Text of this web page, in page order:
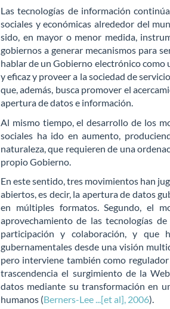
Las tecnologías de información
sociales y económicas alrededor del
sido, en mayor o menor medida,
gobiernos a generar mecanismos para
hablar de un Gobierno electrónico como
y eficaz y proveer a la sociedad de
que, además, busca promover el
apertura de datos e información.
Al mismo tiempo, el desarrollo de los
sociales ha ido en aumento,
naturaleza, que requieren de una
propio Gobierno.
En este sentido, tres movimientos han
abiertos, es decir, la apertura de datos
en múltiples formatos. Segundo, el
aprovechamiento de las tecnologías
participación y colaboración, y
gubernamentales desde una visión
pero interviene también como
trascendencia el surgimiento de la
datos mediante su transformación en
humanos (Berners-Lee ...[et al], 2006).